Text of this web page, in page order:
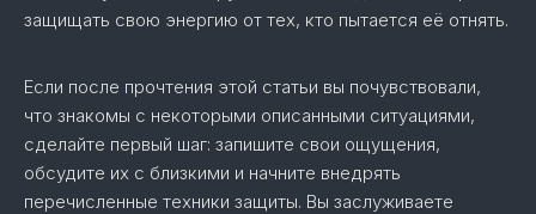
защищать свою энергию от тех, кто пытается её отнять.
Если после прочтения этой статьи вы почувствовали,
что знакомы с некоторыми описанными ситуациями,
сделайте первый шаг: запишите свои ощущения,
обсудите их с близкими и начните внедрять
перечисленные техники защиты. Вы заслуживаете